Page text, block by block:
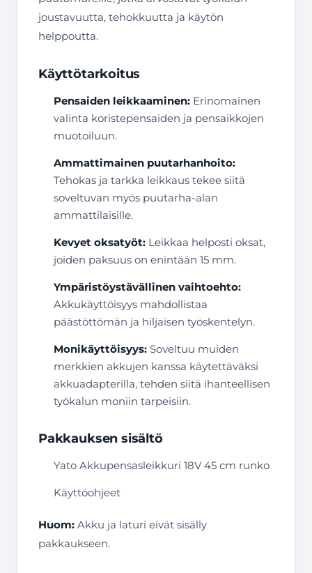
joustavuutta, tehokkuutta ja käytön
helppoutta.
Käyttötarkoitus
Pensaiden leikkaaminen: Erinomainen
valinta koristepensaiden ja pensaikkojen
muotoiluun.
Ammattimainen puutarhanhoito:
Tehokas ja tarkka leikkaus tekee siitä
soveltuvan myös puutarha-alan
ammattilaisille.
Kevyet oksatyöt: Leikkaa helposti oksat,
joiden paksuus on enintään 15 mm.
Ympäristöystävällinen vaihtoehto:
Akkukäyttöisyys mahdollistaa
päästöttömän ja hiljaisen työskentelyn.
Monikäyttöisyys: Soveltuu muiden
merkkien akkujen kanssa käytettäväksi
akkuadapterilla, tehden siitä ihanteellisen
työkalun moniin tarpeisiin.
Pakkauksen sisältö
Yato Akkupensasleikkuri 18V 45 cm runko
Käyttöohjeet
Huom: Akku ja laturi eivät sisälly
pakkaukseen.